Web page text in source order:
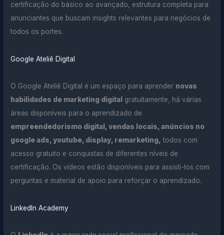
certificação do básico ao avançado, estrutura completa para
anunciantes que buscam insights relevantes para negócios de
todos os portes.
Google Ateliê Digital
O Google Ateliê Digital é um espaço para aprender novas
habilidades de marketing digital gratuitamente, há várias
áreas disponíveis para o aprendizado de
empreendedorismo digital, vendas locais, anúncios no
google ads, youtube, display, remarketing, todos com
acesso gratuito e conquistas de diferentes níveis de
certificação. Os vídeos estão disponíveis para assistí-los com
perguntas e material de apoio para reforçar o aprendizado.
LinkedIn Academy